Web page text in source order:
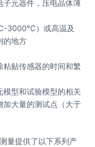
元器件，压电晶体薄
3000°C）或高温及
的地方
贴传感器的时间和繁
型和试验模型的相关
大量的测试点（大于
量提供了以下系列产